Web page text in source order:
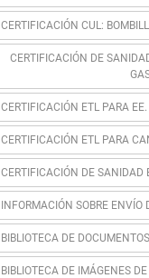
CERTIFICACIÓN CUL:
CERTIFICACIÓN DE
CERTIFICACIÓN ETL PARA EE.
CERTIFICACIÓN ETL PARA
CERTIFICACIÓN DE SANIDAD
INFORMACIÓN SOBRE ENVÍO
BIBLIOTECA DE
BIBLIOTECA DE IMÁGENES